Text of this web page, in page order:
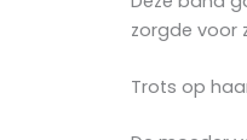
zorgde voor
Trots op